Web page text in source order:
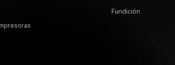
Fundición